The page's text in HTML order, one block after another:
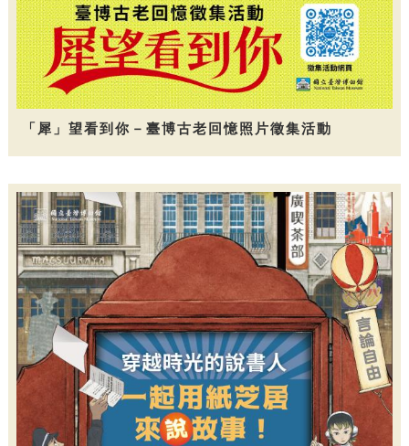
「犀」望看到你－臺博古老回憶照片徵集活動